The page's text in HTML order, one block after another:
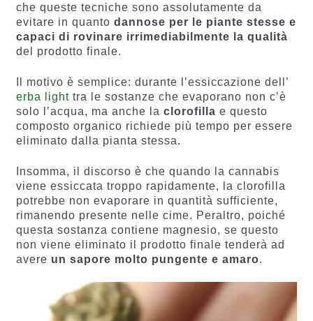
che queste tecniche sono assolutamente da
evitare in quanto dannose per le piante stesse e
capaci di rovinare irrimediabilmente la qualità
del prodotto finale.
Il motivo è semplice: durante l’essiccazione dell’
erba lighttra le sostanze che evaporano non c’è
solo l’acqua, ma anche la clorofilla e questo
composto organico richiede più tempo per essere
eliminato dalla pianta stessa.
Insomma, il discorso è che quando la cannabis
viene essiccata troppo rapidamente, la clorofilla
potrebbe non evaporare in quantità sufficiente,
rimanendo presente nelle cime. Peraltro, poiché
questa sostanza contiene magnesio, se questo
non viene eliminato il prodotto finale tenderà ad
avere un sapore molto pungente e amaro.